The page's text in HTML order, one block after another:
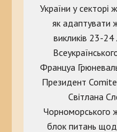
України у секторі
як адаптувати
викликів 23-
Француа
Президент Comite
Світлана
Чорноморського
блок питань